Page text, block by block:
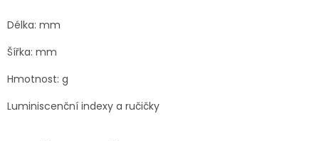
Délka: mm
Šířka: mm
Hmotnost: g
Luminiscenční indexy a ručičky